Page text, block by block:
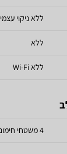
ללא ניקוי עצמי
ללא
ללא Wi-Fi
4 משטחי חימום חשמליים